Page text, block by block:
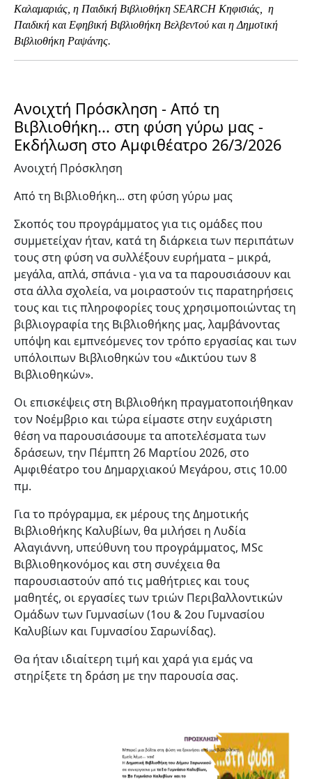
Καλαμαριάς, η Παιδική Βιβλιοθήκη SΕΑRCH Κηφισιάς,  η
Παιδική και Εφηβική Βιβλιοθήκη Βελβεντού και η Δημοτική
Βιβλιοθήκη Ραψάνης.
Ανοιχτή Πρόσκληση - Από τη
Βιβλιοθήκη... στη φύση γύρω μας -
Εκδήλωση στο Αμφιθέατρο 26/3/2026
Ανοιχτή Πρόσκληση
Από τη Βιβλιοθήκη... στη φύση γύρω μας
Σκοπός του προγράμματος για τις ομάδες που
συμμετείχαν ήταν, κατά τη διάρκεια των περιπάτων
τους στη φύση να συλλέξουν ευρήματα – μικρά,
μεγάλα, απλά, σπάνια - για να τα παρουσιάσουν και
στα άλλα σχολεία, να μοιραστούν τις παρατηρήσεις
τους και τις πληροφορίες τους χρησιμοποιώντας τη
βιβλιογραφία της Βιβλιοθήκης μας, λαμβάνοντας
υπόψη και εμπνεόμενες τον τρόπο εργασίας και των
υπόλοιπων Βιβλιοθηκών του «Δικτύου των 8
Βιβλιοθηκών».
Οι επισκέψεις στη Βιβλιοθήκη πραγματοποιήθηκαν
τον Νοέμβριο και τώρα είμαστε στην ευχάριστη
θέση να παρουσιάσουμε τα αποτελέσματα των
δράσεων, την Πέμπτη 26 Μαρτίου 2026, στο
Αμφιθέατρο του Δημαρχιακού Μεγάρου, στις 10.00
πμ.
Για το πρόγραμμα, εκ μέρους της Δημοτικής
Βιβλιοθήκης Καλυβίων, θα μιλήσει η Λυδία
Αλαγιάννη, υπεύθυνη του προγράμματος, MSc
Βιβλιοθηκονόμος και στη συνέχεια θα
παρουσιαστούν από τις μαθήτριες και τους
μαθητές, οι εργασίες των τριών Περιβαλλοντικών
Ομάδων των Γυμνασίων (1ου & 2ου Γυμνασίου
Καλυβίων και Γυμνασίου Σαρωνίδας).
Θα ήταν ιδιαίτερη τιμή και χαρά για εμάς να
στηρίξετε τη δράση με την παρουσία σας.